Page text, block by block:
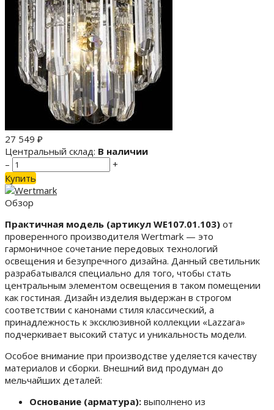
27 549 ₽
Центральный склад: В наличии
–
+
Купить
Обзор
Практичная модель (артикул WE107.01.103) от
проверенного производителя Wertmark — это
гармоничное сочетание передовых технологий
освещения и безупречного дизайна. Данный светильник
разрабатывался специально для того, чтобы стать
центральным элементом освещения в таком помещении
как гостиная. Дизайн изделия выдержан в строгом
соответствии с канонами стиля классический, а
принадлежность к эксклюзивной коллекции «Lazzara»
подчеркивает высокий статус и уникальность модели.
Особое внимание при производстве уделяется качеству
материалов и сборки. Внешний вид продуман до
мельчайших деталей:
Основание (арматура): выполнено из